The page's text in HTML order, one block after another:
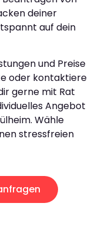
deiner
auf dein
und Preise
oder kontaktiere
gerne mit Rat
Angebot
Wähle
stressfreien